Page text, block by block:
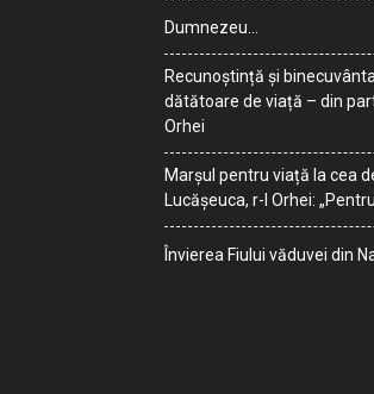
Dumnezeu…
Recunoștință și
dătătoare de viață – din
Orhei
Marșul pentru viață la cea
Lucășeuca, r-l Orhei:
Învierea Fiului văduvei din